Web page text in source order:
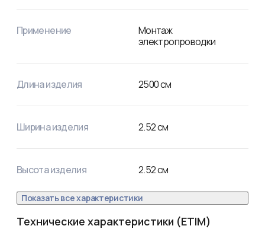
коррозионной и химической стойкостью, повышенной
морозостойкостью, устойчивостью к воздействию влаги
Применение
Монтаж
электропроводки
Длина изделия 2500см
Ширина изделия 2.52см
Высота изделия 2.52см
Показать все характеристики
Технические характеристики (ETIM)